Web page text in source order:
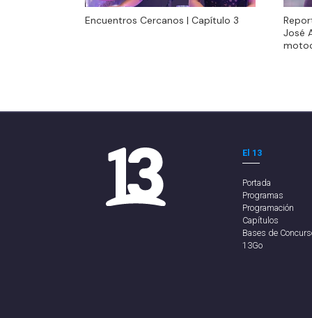
Encuentros Cercanos | Capítulo 3
José
El 13
Portada
Programas
Programación
Capítulos
Bases de
13Go